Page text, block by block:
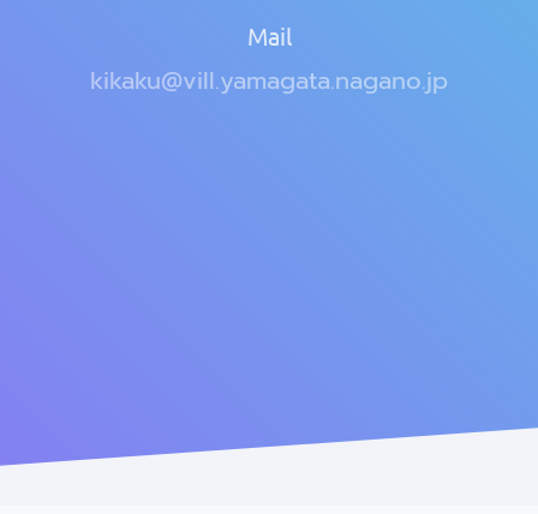
Mail
kikaku@vill.yamagata.nagano.jp